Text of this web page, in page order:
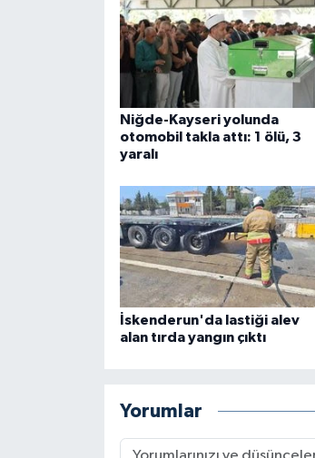
Niğde-Kayseri yolunda
otomobil takla attı: 1 ölü, 3
yaralı
İskenderun'da lastiği alev
alan tırda yangın çıktı
Yorumlar